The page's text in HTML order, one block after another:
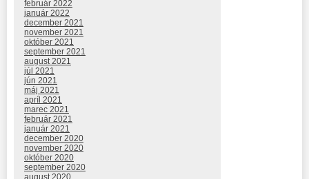
február 2022
január 2022
december 2021
november 2021
október 2021
september 2021
august 2021
júl 2021
jún 2021
máj 2021
apríl 2021
marec 2021
február 2021
január 2021
december 2020
november 2020
október 2020
september 2020
august 2020